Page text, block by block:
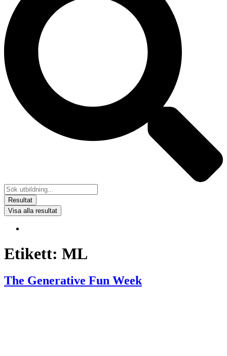
Resultat
Visa alla resultat
Etikett: ML
The Generative Fun Week